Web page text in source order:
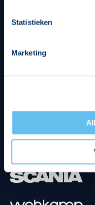
Statistieken
Marketing